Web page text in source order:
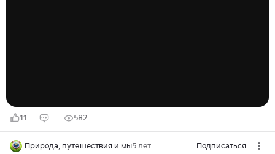
11 582
Природа, путешествия и мы5 лет Подписаться